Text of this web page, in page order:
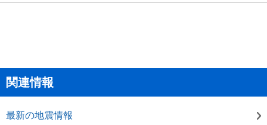
関連情報
最新の地震情報